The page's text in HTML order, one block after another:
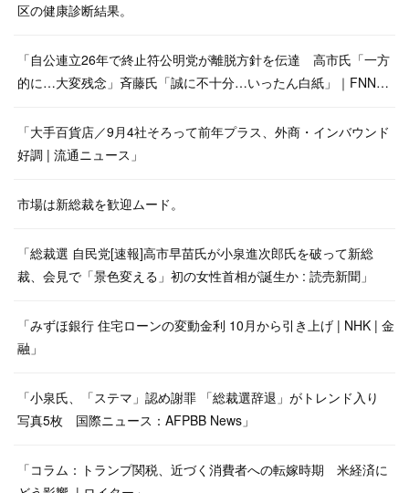
区の健康診断結果。
「自公連立26年で終止符公明党が離脱方針を伝達 高市氏「一方
的に…大変残念」斉藤氏「誠に不十分…いったん白紙」｜FNN…
「大手百貨店／9月4社そろって前年プラス、外商・インバウンド
好調 | 流通ニュース」
市場は新総裁を歓迎ムード。
「総裁選 自民党[速報]高市早苗氏が小泉進次郎氏を破って新総
裁、会見で「景色変える」初の女性首相が誕生か : 読売新聞」
「みずほ銀行 住宅ローンの変動金利 10月から引き上げ | NHK | 金
融」
「小泉氏、「ステマ」認め謝罪 「総裁選辞退」がトレンド入り
写真5枚 国際ニュース：AFPBB News」
「コラム：トランプ関税、近づく消費者への転嫁時期 米経済に